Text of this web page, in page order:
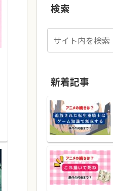
検索
新着記事